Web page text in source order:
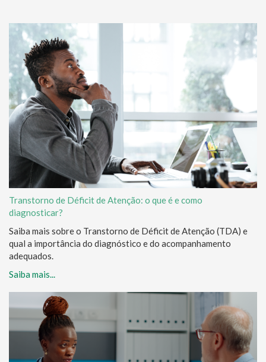
Transtorno de Déficit de Atenção: o que é e como
diagnosticar?
Saiba mais sobre o Transtorno de Déficit de Atenção (TDA) e
qual a importância do diagnóstico e do acompanhamento
adequados.
Saiba mais...